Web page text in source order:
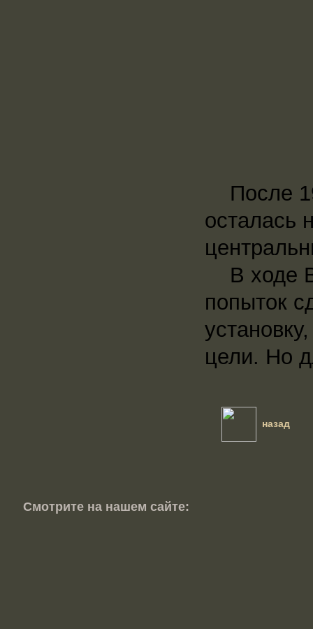
После
осталась
В ходе
попыток
цели. Но
назад
Смотрите на нашем сайте: